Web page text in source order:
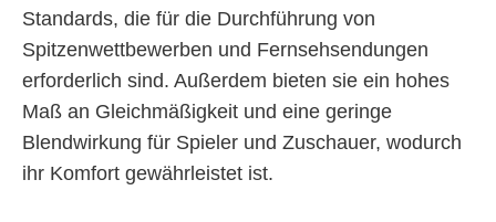
Standards, die für die Durchführung von
Spitzenwettbewerben und Fernsehsendungen
erforderlich sind. Außerdem bieten sie ein hohes
Maß an Gleichmäßigkeit und eine geringe
Blendwirkung für Spieler und Zuschauer, wodurch
ihr Komfort gewährleistet ist.